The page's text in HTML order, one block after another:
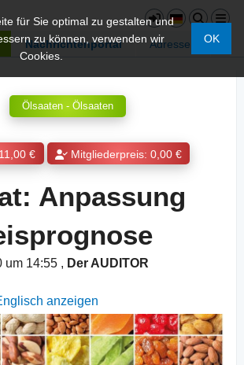
Nachrichtenportal Adressen
für Sie optimal zu gestalten und
zu können, verwenden wir
Cookies.
OK
Ölsaaten - Ölsaaten
€ Mitgliederpreis: 0,00 €
Anpassung
um 14:55 , Der AUDITOR
anzeigen